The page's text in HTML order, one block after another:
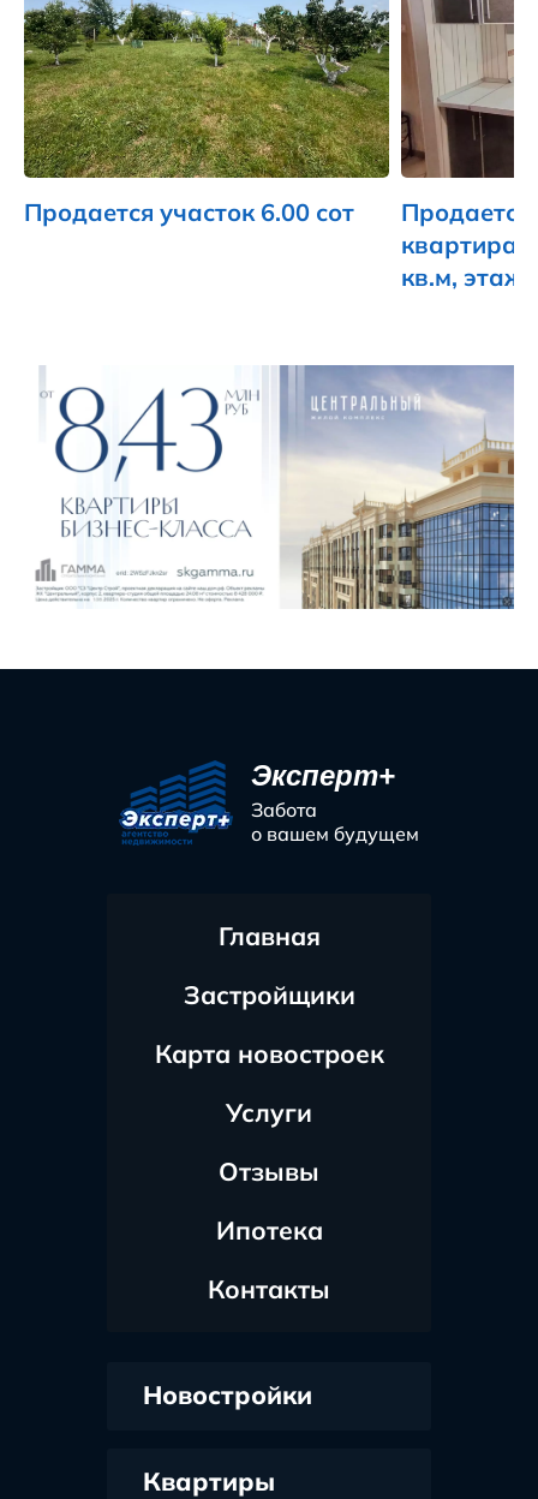
Продается участок 6.00 сот
квартира
кв.м, этаж
Эксперт+
Забота
о вашем будущем
Главная
Застройщики
Карта новостроек
Услуги
Отзывы
Ипотека
Контакты
Новостройки
Квартиры